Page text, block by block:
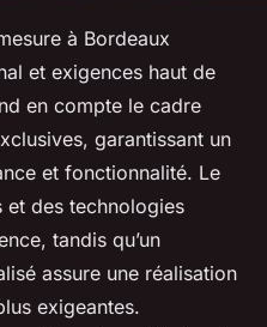
à Bordeaux
et exigences haut de
en compte le cadre
garantissant un
et fonctionnalité. Le
et des technologies
tandis qu’un
assure une réalisation
exigeantes.